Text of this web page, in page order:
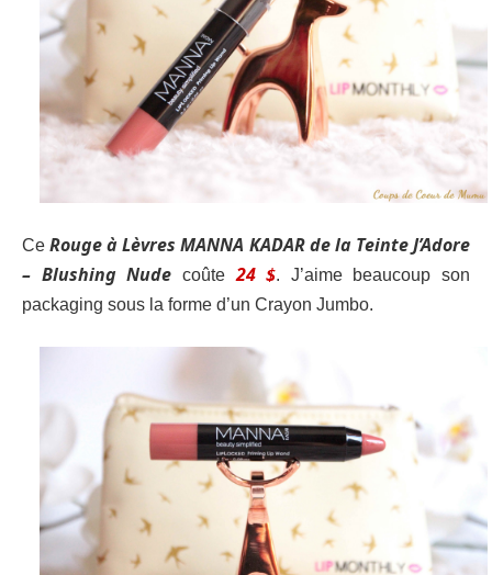
CeRouge à Lèvres MANNA KADAR de la Teinte J’Adore
– Blushing Nude coûte 24 $. J’aime beaucoup son
packaging sous la forme d’un Crayon Jumbo.